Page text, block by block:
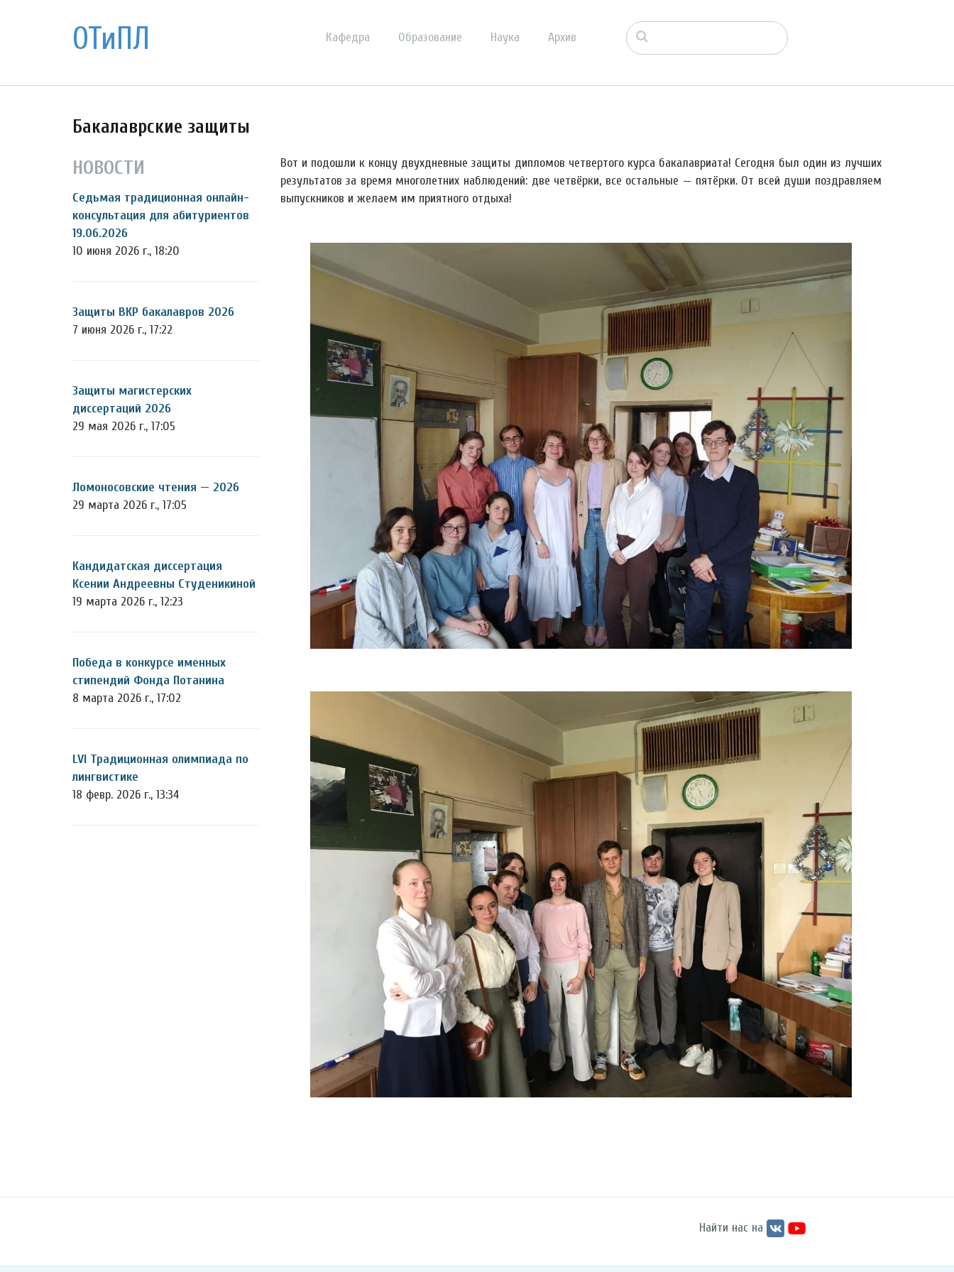
ОТиПЛ Кафедра Образование Наука Архив
Бакалаврские защиты
НОВОСТИ
Седьмая традиционная онлайн-
консультация для абитуриентов
19.06.2026
10 июня 2026 г., 18:20
Защиты ВКР бакалавров 2026
7 июня 2026 г., 17:22
Защиты магистерских
диссертаций 2026
29 мая 2026 г., 17:05
Ломоносовские чтения — 2026
29 марта 2026 г., 17:05
Кандидатская диссертация
Ксении Андреевны Студеникиной
19 марта 2026 г., 12:23
Победа в конкурсе именных
стипендий Фонда Потанина
8 марта 2026 г., 17:02
LVI Традиционная олимпиада по
лингвистике
18 февр. 2026 г., 13:34
Вот и подошли к концу двухдневные защиты дипломов четвертого курса бакалавриата! Сегодня был один из лучших
результатов за время многолетних наблюдений: две четвёрки, все остальные — пятёрки. От всей души поздравляем
выпускников и желаем им приятного отдыха!
Найти нас на